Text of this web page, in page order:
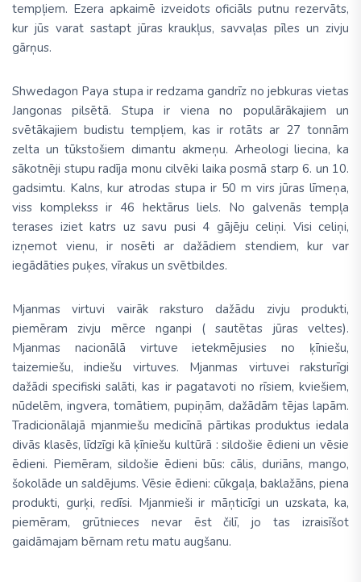
tempļiem. Ezera apkaimē izveidots oficiāls putnu rezervāts,
kur jūs varat sastapt jūras kraukļus, savvaļas pīles un zivju
gārņus.
Shwedagon Paya stupa ir redzama gandrīz no jebkuras vietas
Jangonas pilsētā. Stupa ir viena no populārākajiem un
svētākajiem budistu tempļiem, kas ir rotāts ar 27 tonnām
zelta un tūkstošiem dimantu akmeņu. Arheologi liecina, ka
sākotnēji stupu radīja monu cilvēki laika posmā starp 6. un 10.
gadsimtu. Kalns, kur atrodas stupa ir 50 m virs jūras līmeņa,
viss komplekss ir 46 hektārus liels. No galvenās tempļa
terases iziet katrs uz savu pusi 4 gājēju celiņi. Visi celiņi,
izņemot vienu, ir nosēti ar dažādiem stendiem, kur var
iegādāties puķes, vīrakus un svētbildes.
Mjanmas virtuvi vairāk raksturo dažādu zivju produkti,
piemēram zivju mērce nganpi ( sautētas jūras veltes).
Mjanmas nacionālā virtuve ietekmējusies no ķīniešu,
taizemiešu, indiešu virtuves. Mjanmas virtuvei raksturīgi
dažādi specifiski salāti, kas ir pagatavoti no rīsiem, kviešiem,
nūdelēm, ingvera, tomātiem, pupiņām, dažādām tējas lapām.
Tradicionālajā mjanmiešu medicīnā pārtikas produktus iedala
divās klasēs, līdzīgi kā ķīniešu kultūrā : sildošie ēdieni un vēsie
ēdieni. Piemēram, sildošie ēdieni būs: cālis, duriāns, mango,
šokolāde un saldējums. Vēsie ēdieni: cūkgaļa, baklažāns, piena
produkti, gurķi, redīsi. Mjanmieši ir māņticīgi un uzskata, ka,
piemēram, grūtnieces nevar ēst čilī, jo tas izraisīšot
gaidāmajam bērnam retu matu augšanu.